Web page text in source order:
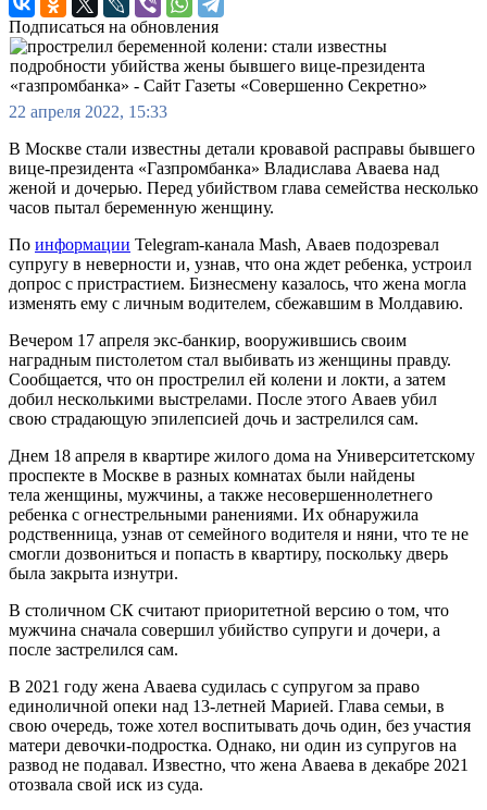
Подписаться на обновления
22 апреля 2022, 15:33
В Москве стали известны детали кровавой расправы бывшего
вице-президента «Газпромбанка» Владислава Аваева над
женой и дочерью. Перед убийством глава семейства несколько
часов пытал беременную женщину.
По информации Telegram-канала Mash, Аваев подозревал
супругу в неверности и, узнав, что она ждет ребенка, устроил
допрос с пристрастием. Бизнесмену казалось, что жена могла
изменять ему с личным водителем, сбежавшим в Молдавию.
Вечером 17 апреля экс-банкир, вооружившись своим
наградным пистолетом стал выбивать из женщины правду.
Сообщается, что он прострелил ей колени и локти, а затем
добил несколькими выстрелами. После этого Аваев убил
свою страдающую эпилепсией дочь и застрелился сам.
Днем 18 апреля в квартире жилого дома на Университетскому
проспекте в Москве в разных комнатах были найдены
тела женщины, мужчины, а также несовершеннолетнего
ребенка с огнестрельными ранениями. Их обнаружила
родственница, узнав от семейного водителя и няни, что те не
смогли дозвониться и попасть в квартиру, поскольку дверь
была закрыта изнутри.
В столичном СК считают приоритетной версию о том, что
мужчина сначала совершил убийство супруги и дочери, а
после застрелился сам.
В 2021 году жена Аваева судилась с супругом за право
единоличной опеки над 13-летней Марией. Глава семьи, в
свою очередь, тоже хотел воспитывать дочь один, без участия
матери девочки-подростка. Однако, ни один из супругов на
развод не подавал. Известно, что жена Аваева в декабре 2021
отозвала свой иск из суда.